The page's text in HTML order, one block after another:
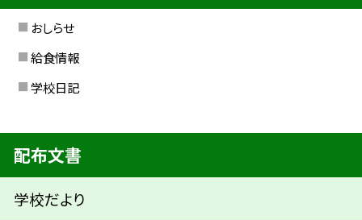
おしらせ
給食情報
学校日記
配布文書
学校だより